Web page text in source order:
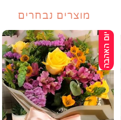
מוצרים נבחרים